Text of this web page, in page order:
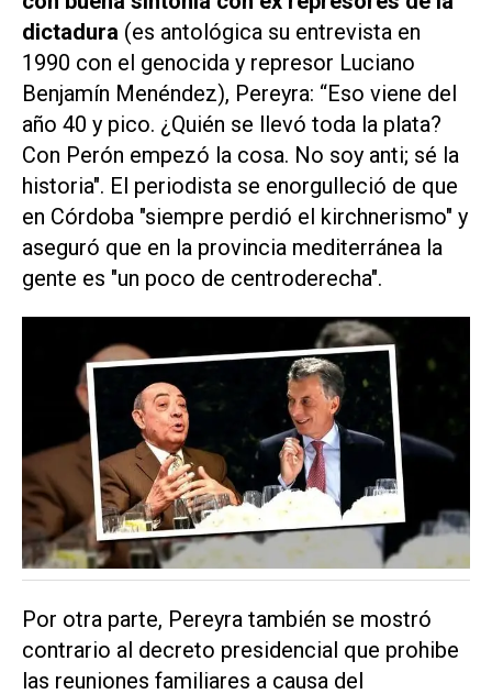
dictadura (es antológica su entrevista en
1990 con el genocida y represor Luciano
Benjamín Menéndez), Pereyra: “Eso viene del
año 40 y pico. ¿Quién se llevó toda la plata?
Con Perón empezó la cosa. No soy anti; sé la
historia". El periodista se enorgulleció de que
en Córdoba "siempre perdió el kirchnerismo" y
aseguró que en la provincia mediterránea la
gente es "un poco de centroderecha".
Por otra parte, Pereyra también se mostró
contrario al decreto presidencial que prohibe
las reuniones familiares a causa del